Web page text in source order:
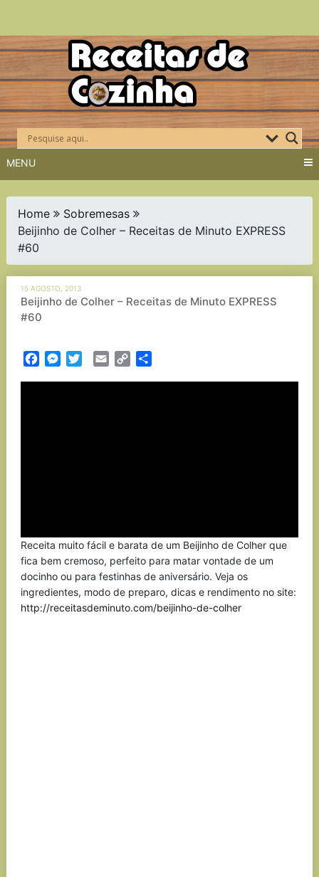
Skip
to
content
MENU
Home
Sobremesas
Beijinho de Colher – Receitas de Minuto EXPRESS
#60
15 AGOSTO, 2013
Beijinho de Colher – Receitas de Minuto EXPRESS
#60
FacebookMessenger
TwitterEmail Copy
Receita muito fácil e barata de um Beijinho de Colher que
fica bem cremoso, perfeito para matar vontade de um
docinho ou para festinhas de aniversário. Veja os
ingredientes, modo de preparo, dicas e rendimento no site:
http://receitasdeminuto.com/beijinho-de-colher